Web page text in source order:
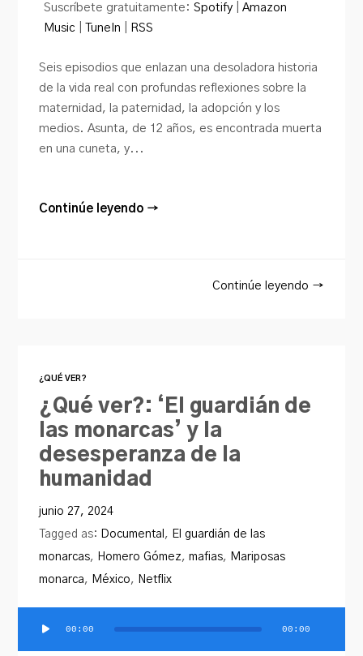
Suscríbete gratuitamente:Spotify |Amazon
Music
TuneIn RSS
Seis episodios que enlazan una desoladora historia
de la vida real con profundas reflexiones sobre la
maternidad, la paternidad, la adopción y los
medios. Asunta, de 12 años, es encontrada muerta
en una cuneta, y...
Continúe leyendo →
Continúe leyendo →
¿QUÉ VER?
¿Qué ver?: ‘El guardián de
las monarcas’ y la
desesperanza de la
humanidad
junio 27, 2024
Tagged as: Documental , El guardián de las
monarcas, Homero Gómez,mafias, Mariposas
monarca, México, Netflix
Reproductor
00:00 00:00